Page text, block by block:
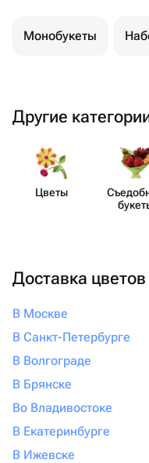
Монобукеты
Другие
Цветы
Доставка цветов
В Москве
В Санкт-Петербурге
В Волгограде
В Брянске
Во Владивостоке
В Екатеринбурге
В Ижевске